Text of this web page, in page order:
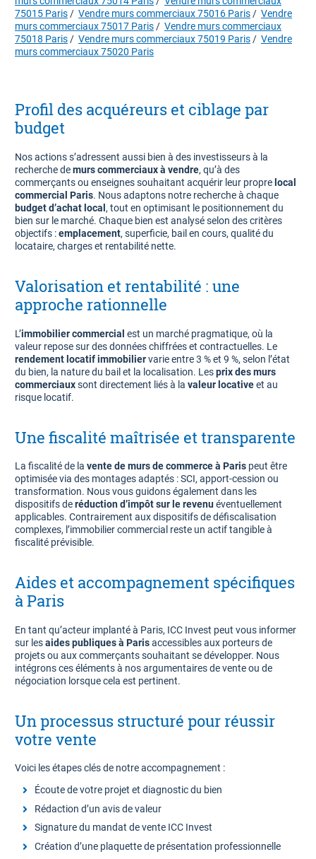
75015 Paris/ Vendre murs commerciaux 75016 Paris/ Vendre
murs commerciaux 75017 Paris/ Vendre murs commerciaux
75018 Paris/ Vendre murs commerciaux 75019 Paris/ Vendre
murs commerciaux 75020 Paris
Profil des acquéreurs et ciblage par
budget
Nos actions s’adressent aussi bien à des investisseurs à la
recherche demurs commerciaux à vendre, qu’à des
commerçants ou enseignes souhaitant acquérir leur propre local
commercial Paris. Nous adaptons notre recherche à chaque
budget d’achat local , tout en optimisant le positionnement du
bien sur le marché. Chaque bien est analysé selon des critères
objectifs :emplacement, superficie, bail en cours, qualité du
locataire, charges et rentabilité nette.
Valorisation et rentabilité : une
approche rationnelle
L’immobilier commercial est un marché pragmatique, où la
valeur repose sur des données chiffrées et contractuelles. Le
rendement locatif immobiliervarie entre 3 % et 9 %, selon l’état
du bien, la nature du bail et la localisation. Lesprix des murs
commerciauxsont directement liés à la valeur locativeet au
risque locatif.
Une fiscalité maîtrisée et transparente
La fiscalité de la vente de murs de commerce à Paris peut être
optimisée via des montages adaptés : SCI, apport-cession ou
transformation. Nous vous guidons également dans les
dispositifs deréduction d’impôt sur le revenuéventuellement
applicables. Contrairement aux dispositifs de défiscalisation
complexes, l’immobilier commercial reste un actif tangible à
fiscalité prévisible.
Aides et accompagnement spécifiques
à Paris
En tant qu’acteur implanté à Paris, ICC Invest peut vous informer
sur lesaides publiques à Parisaccessibles aux porteurs de
projets ou aux commerçants souhaitant se développer. Nous
intégrons ces éléments à nos argumentaires de vente ou de
négociation lorsque cela est pertinent.
Un processus structuré pour réussir
votre vente
Voici les étapes clés de notre accompagnement :
Écoute de votre projet et diagnostic du bien
Rédaction d’un avis de valeur
Signature du mandat de vente ICC Invest
Création d’une plaquette de présentation professionnelle